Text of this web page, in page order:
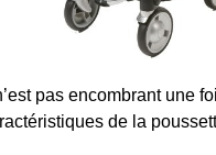
n’est pas encombrant une
de la